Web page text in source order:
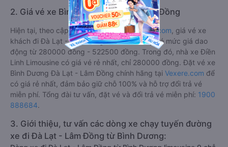
2. Giá vé xe Bình Dương Đà Lạt - Lâm Đồng
Hiện tại, theo cập nhật mới nhất củaVexere.com , giá vé xe
khách đi Đà Lạt - Lâm Đồng từ Bình Dương có mức giá dao
động từ 280000 đồng - 522500 đồng. Trong đó, nhà xe Điền
Linh Limousine có giá vé rẻ nhất, chỉ 280000 đồng. Đặt vé xe
Bình Dương Đà Lạt - Lâm Đồng chính hãng tại Vexere.com để
có giá rẻ nhất, đảm bảo giữ chỗ 100% và hỗ trợ đổi trả vé
miễn phí. Tổng đài tư vấn, đặt vé và đổi trả vé miễn phí: 1900
888684.
3. Giới thiệu, tư vấn các dòng xe chạy tuyến đường
xe đi Đà Lạt - Lâm Đồng từ Bình Dương: